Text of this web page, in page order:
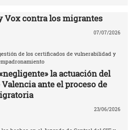
Vox contra los migrantes
07/07/2026
de los certificados de vulnerabilidad y
la actuación del
ante el proceso de
23/06/2026